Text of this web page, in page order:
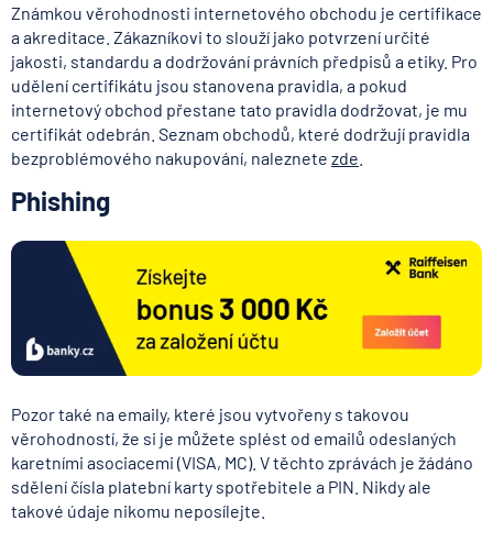
Známkou věrohodnosti internetového obchodu je certifikace
a akreditace. Zákazníkovi to slouží jako potvrzení určité
jakosti, standardu a dodržování právních předpisů a etiky. Pro
udělení certifikátu jsou stanovena pravidla, a pokud
internetový obchod přestane tato pravidla dodržovat, je mu
certifikát odebrán. Seznam obchodů, které dodržují pravidla
bezproblémového nakupování, naleznete zde
Phishing
Pozor také na emaily, které jsou vytvořeny s takovou
věrohodností, že si je můžete splést od emailů odeslaných
karetními asociacemi (VISA, MC). V těchto zprávách je žádáno
sdělení čísla platební karty spotřebitele a PIN. Nikdy ale
takové údaje nikomu neposílejte.